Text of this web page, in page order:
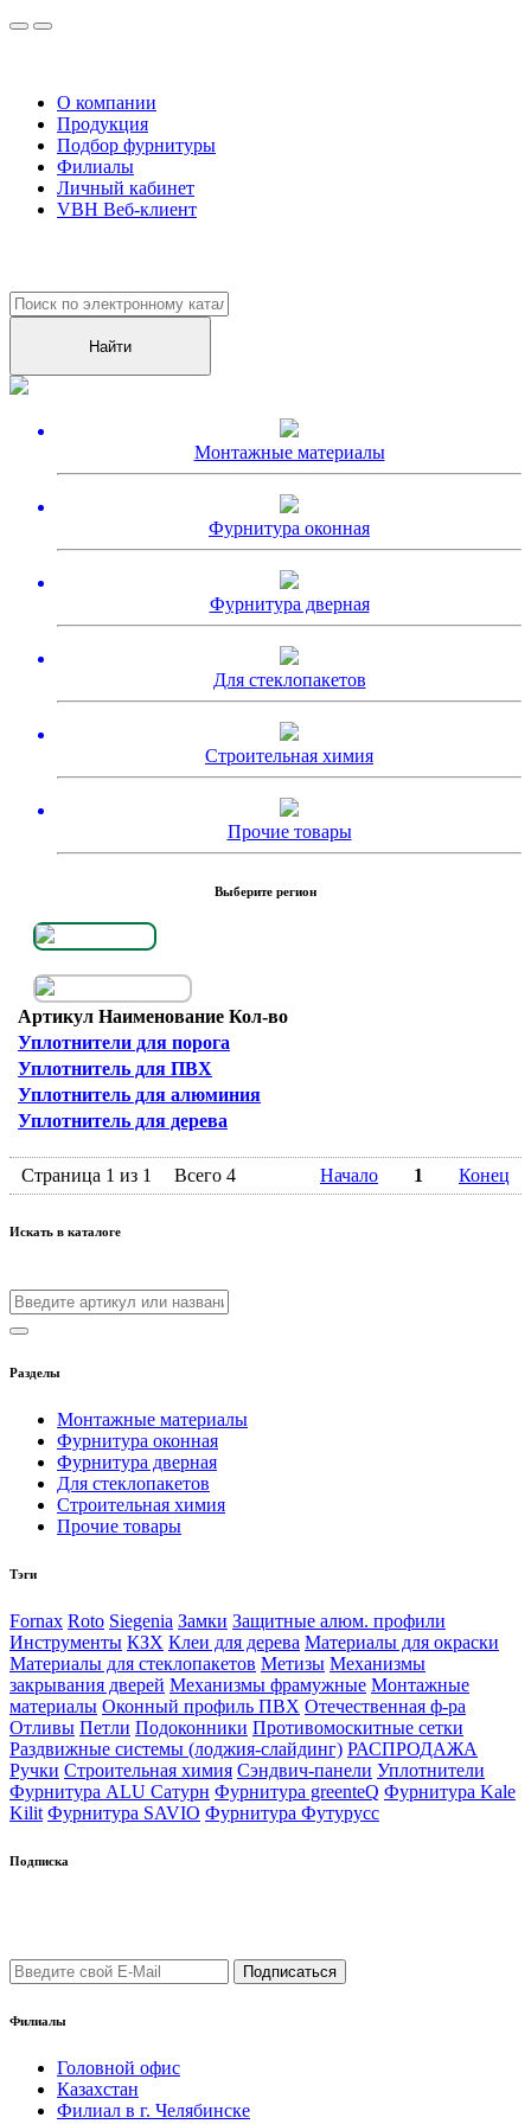
О компании
Продукция
Подбор фурнитуры
Филиалы
Личный кабинет
VBH Веб-клиент
Монтажные материалы
Фурнитура оконная
Фурнитура дверная
Для стеклопакетов
Строительная химия
Прочие товары
Выберите регион
Артикул Наименование Кол-во
Уплотнители для порога
Уплотнитель для ПВХ
Уплотнитель для алюминия
Уплотнитель для дерева
Страница 1 из 1 Всего 4 Начало 1 Конец
Искать в каталоге
Разделы
Монтажные материалы
Фурнитура оконная
Фурнитура дверная
Для стеклопакетов
Строительная химия
Прочие товары
Тэги
Fornax Roto Siegenia Замки Защитные алюм. профили
Инструменты КЗХ Клеи для дерева Материалы для окраски
Материалы для стеклопакетов Метизы Механизмы
закрывания дверей Механизмы фрамужные Монтажные
материалы Оконный профиль ПВХ Отечественная ф-ра
Отливы Петли Подоконники Противомоскитные сетки
Раздвижные системы (лоджия-слайдинг) РАСПРОДАЖА
Ручки Строительная химия Сэндвич-панели Уплотнители
Фурнитура ALU Сатурн Фурнитура greenteQ Фурнитура Kale
Kilit Фурнитура SAVIO Фурнитура Футурусс
Подписка
Филиалы
Головной офис
Казахстан
Филиал в г. Челябинске